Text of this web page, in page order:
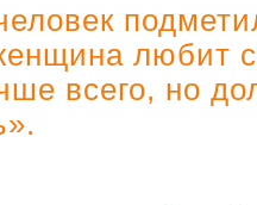
любит
всего, но